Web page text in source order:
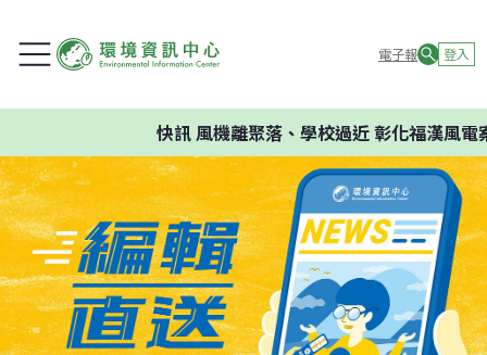
電子報 登入
快訊風機離聚落、學校過近 彰化福漢風電